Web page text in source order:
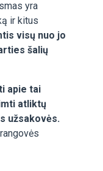
yra
ir kitus
visų nuo jo
šalių
apie tai
atliktų
užsakovės.